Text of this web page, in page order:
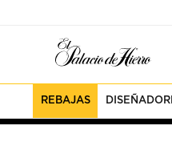
contenido
contenido
de
páginaREBAJAS